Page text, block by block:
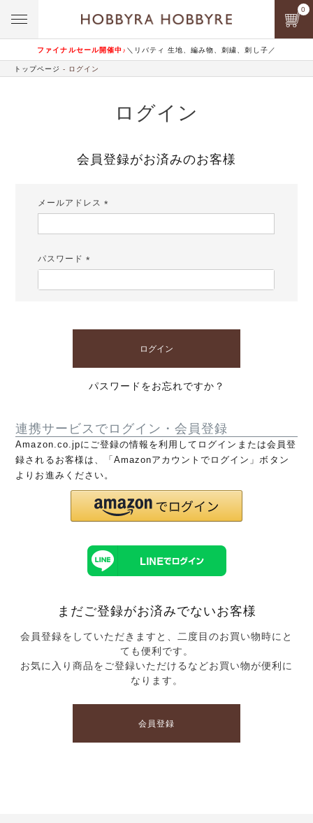
ファイナルセール開催中♪ ＼リバティ 生地、編み物、刺繍、刺し子／
0
トップページ ログイン
ログイン
会員登録がお済みのお客様
メールアドレス
パスワード
ログイン
パスワードをお忘れですか？
連携サービスでログイン・会員登録
Amazon.co.jpにご登録の情報を利用してログインまたは会員登
録されるお客様は、「Amazonアカウントでログイン」ボタン
よりお進みください。
まだご登録がお済みでないお客様
会員登録をしていただきますと、二度目のお買い物時にと
ても便利です。
お気に入り商品をご登録いただけるなどお買い物が便利に
なります。
会員登録